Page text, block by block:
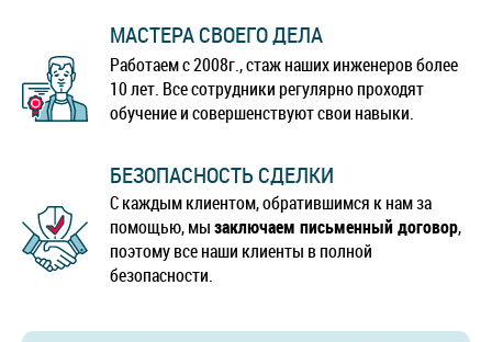
МАСТЕРА СВОЕГО ДЕЛА
Работаем с 2008г., стаж наших инженеров более
10 лет. Все сотрудники регулярно проходят
обучение и совершенствуют свои навыки.
БЕЗОПАСНОСТЬ СДЕЛКИ
С каждым клиентом, обратившимся к нам за
помощью, мызаключаем письменный договор,
поэтому все наши клиенты в полной
безопасности.